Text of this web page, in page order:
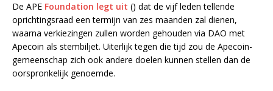
De APE Foundation legt uit () dat de vijf leden tellende
oprichtingsraad een termijn van zes maanden zal dienen,
waarna verkiezingen zullen worden gehouden via DAO met
Apecoin als stembiljet. Uiterlijk tegen die tijd zou de Apecoin-
gemeenschap zich ook andere doelen kunnen stellen dan de
oorspronkelijk genoemde.